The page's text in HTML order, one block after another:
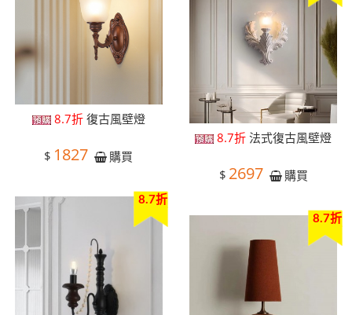
8.7折復古風壁燈
$ 1827 購買
8.7折 法式復古風壁燈
$ 2697 購買
8.7折
8.7折